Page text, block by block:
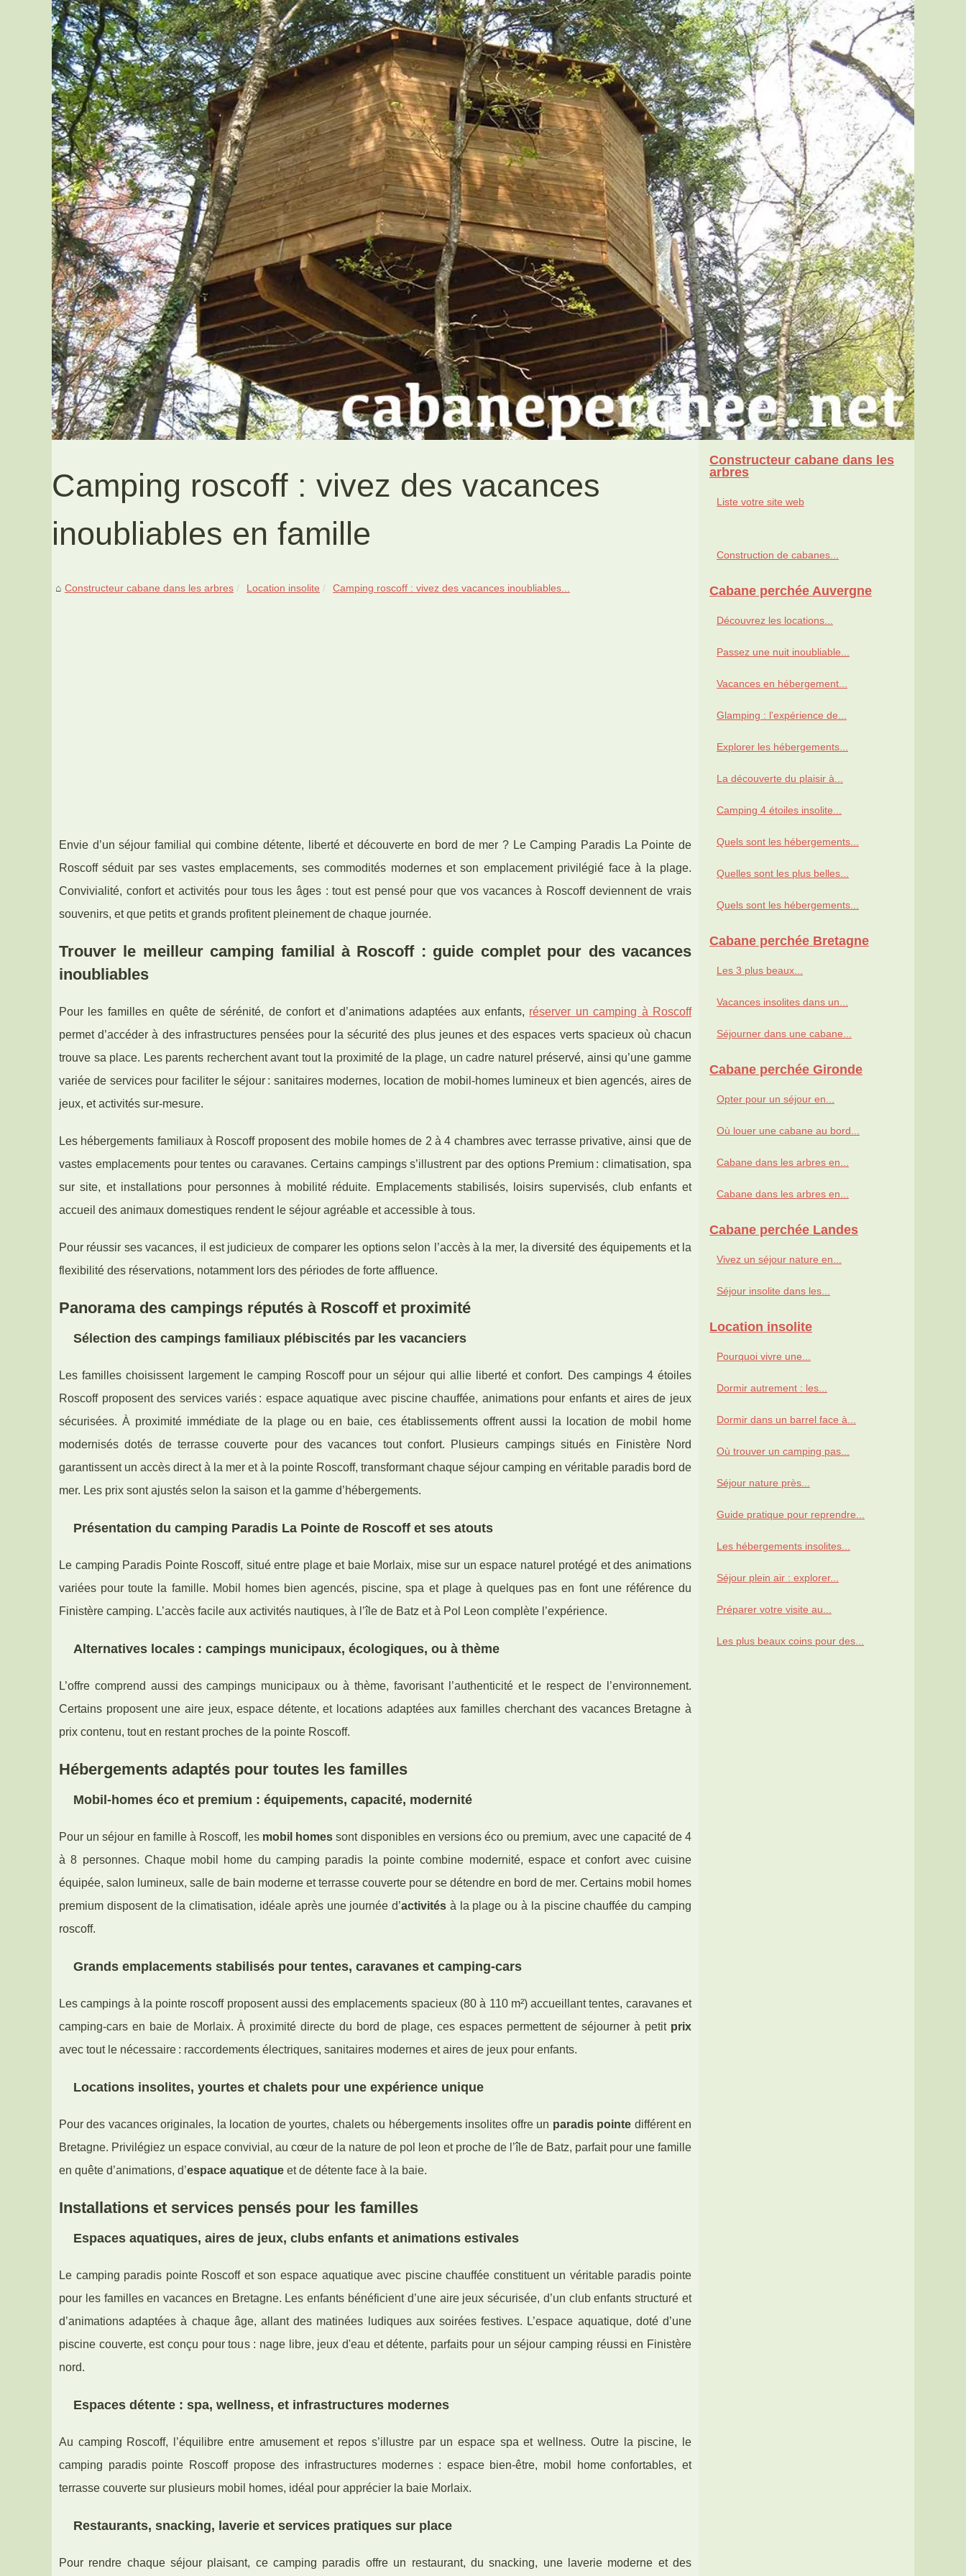
Camping roscoff : vivez des vacances
inoubliables en famille
Constructeur cabane dans les arbres Location insolite Camping roscoff : vivez des vacances inoubliables...
Envie d’un séjour familial qui combine détente, liberté et découverte en bord de mer ? Le Camping Paradis La Pointe de
Roscoff séduit par ses vastes emplacements, ses commodités modernes et son emplacement privilégié face à la plage.
Convivialité, confort et activités pour tous les âges : tout est pensé pour que vos vacances à Roscoff deviennent de vrais
souvenirs, et que petits et grands profitent pleinement de chaque journée.
Trouver le meilleur camping familial à Roscoff : guide complet pour des vacances
inoubliables
Pour les familles en quête de sérénité, de confort et d’animations adaptées aux enfants, réserver un camping à Roscoff
permet d’accéder à des infrastructures pensées pour la sécurité des plus jeunes et des espaces verts spacieux où chacun
trouve sa place. Les parents recherchent avant tout la proximité de la plage, un cadre naturel préservé, ainsi qu’une gamme
variée de services pour faciliter le séjour : sanitaires modernes, location de mobil-homes lumineux et bien agencés, aires de
jeux, et activités sur-mesure.
Les hébergements familiaux à Roscoff proposent des mobile homes de 2 à 4 chambres avec terrasse privative, ainsi que de
vastes emplacements pour tentes ou caravanes. Certains campings s’illustrent par des options Premium : climatisation, spa
sur site, et installations pour personnes à mobilité réduite. Emplacements stabilisés, loisirs supervisés, club enfants et
accueil des animaux domestiques rendent le séjour agréable et accessible à tous.
Pour réussir ses vacances, il est judicieux de comparer les options selon l’accès à la mer, la diversité des équipements et la
flexibilité des réservations, notamment lors des périodes de forte affluence.
Panorama des campings réputés à Roscoff et proximité
Sélection des campings familiaux plébiscités par les vacanciers
Les familles choisissent largement le camping Roscoff pour un séjour qui allie liberté et confort. Des campings 4 étoiles
Roscoff proposent des services variés : espace aquatique avec piscine chauffée, animations pour enfants et aires de jeux
sécurisées. À proximité immédiate de la plage ou en baie, ces établissements offrent aussi la location de mobil home
modernisés dotés de terrasse couverte pour des vacances tout confort. Plusieurs campings situés en Finistère Nord
garantissent un accès direct à la mer et à la pointe Roscoff, transformant chaque séjour camping en véritable paradis bord de
mer. Les prix sont ajustés selon la saison et la gamme d’hébergements.
Présentation du camping Paradis La Pointe de Roscoff et ses atouts
Le camping Paradis Pointe Roscoff, situé entre plage et baie Morlaix, mise sur un espace naturel protégé et des animations
variées pour toute la famille. Mobil homes bien agencés, piscine, spa et plage à quelques pas en font une référence du
Finistère camping. L’accès facile aux activités nautiques, à l’île de Batz et à Pol Leon complète l’expérience.
Alternatives locales : campings municipaux, écologiques, ou à thème
L’offre comprend aussi des campings municipaux ou à thème, favorisant l’authenticité et le respect de l’environnement.
Certains proposent une aire jeux, espace détente, et locations adaptées aux familles cherchant des vacances Bretagne à
prix contenu, tout en restant proches de la pointe Roscoff.
Hébergements adaptés pour toutes les familles
Mobil-homes éco et premium : équipements, capacité, modernité
Pour un séjour en famille à Roscoff, les mobil homes sont disponibles en versions éco ou premium, avec une capacité de 4
à 8 personnes. Chaque mobil home du camping paradis la pointe combine modernité, espace et confort avec cuisine
équipée, salon lumineux, salle de bain moderne et terrasse couverte pour se détendre en bord de mer. Certains mobil homes
premium disposent de la climatisation, idéale après une journée d’activités à la plage ou à la piscine chauffée du camping
roscoff.
Grands emplacements stabilisés pour tentes, caravanes et camping-cars
Les campings à la pointe roscoff proposent aussi des emplacements spacieux (80 à 110 m²) accueillant tentes, caravanes et
camping-cars en baie de Morlaix. À proximité directe du bord de plage, ces espaces permettent de séjourner à petit prix
avec tout le nécessaire : raccordements électriques, sanitaires modernes et aires de jeux pour enfants.
Locations insolites, yourtes et chalets pour une expérience unique
Pour des vacances originales, la location de yourtes, chalets ou hébergements insolites offre un paradis pointe différent en
Bretagne. Privilégiez un espace convivial, au cœur de la nature de pol leon et proche de l’île de Batz, parfait pour une famille
en quête d’animations, d’espace aquatique et de détente face à la baie.
Installations et services pensés pour les familles
Espaces aquatiques, aires de jeux, clubs enfants et animations estivales
Le camping paradis pointe Roscoff et son espace aquatique avec piscine chauffée constituent un véritable paradis pointe
pour les familles en vacances en Bretagne. Les enfants bénéficient d’une aire jeux sécurisée, d’un club enfants structuré et
d’animations adaptées à chaque âge, allant des matinées ludiques aux soirées festives. L’espace aquatique, doté d’une
piscine couverte, est conçu pour tous : nage libre, jeux d'eau et détente, parfaits pour un séjour camping réussi en Finistère
nord.
Espaces détente : spa, wellness, et infrastructures modernes
Au camping Roscoff, l’équilibre entre amusement et repos s’illustre par un espace spa et wellness. Outre la piscine, le
camping paradis pointe Roscoff propose des infrastructures modernes : espace bien-être, mobil home confortables, et
terrasse couverte sur plusieurs mobil homes, idéal pour apprécier la baie Morlaix.
Restaurants, snacking, laverie et services pratiques sur place
Pour rendre chaque séjour plaisant, ce camping paradis offre un restaurant, du snacking, une laverie moderne et des
Constructeur cabane dans les
arbres
Liste votre site web
Construction de cabanes...
Cabane perchée Auvergne
Découvrez les locations...
Passez une nuit inoubliable...
Vacances en hébergement...
Glamping : l'expérience de...
Explorer les hébergements...
La découverte du plaisir à...
Camping 4 étoiles insolite...
Quels sont les hébergements...
Quelles sont les plus belles...
Quels sont les hébergements...
Cabane perchée Bretagne
Les 3 plus beaux...
Vacances insolites dans un...
Séjourner dans une cabane...
Cabane perchée Gironde
Opter pour un séjour en...
Où louer une cabane au bord...
Cabane dans les arbres en...
Cabane dans les arbres en...
Cabane perchée Landes
Vivez un séjour nature en...
Séjour insolite dans les...
Location insolite
Pourquoi vivre une...
Dormir autrement : les...
Dormir dans un barrel face à...
Où trouver un camping pas...
Séjour nature près...
Guide pratique pour reprendre...
Les hébergements insolites...
Séjour plein air : explorer...
Préparer votre visite au...
Les plus beaux coins pour des...